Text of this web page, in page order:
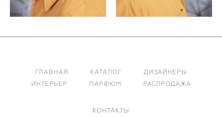
ГЛАВНАЯ КАТАЛОГ
ДИЗАЙНЕРЫ
ИНТЕРЬЕР
ПАРФЮМ РАСПРОДАЖА
КОНТАКТЫ